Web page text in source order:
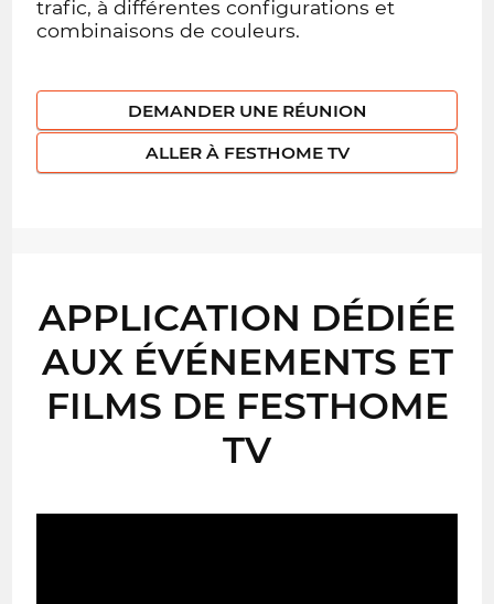
trafic, à différentes configurations et
combinaisons de couleurs.
DEMANDER UNE RÉUNION
ALLER À FESTHOME TV
APPLICATION DÉDIÉE
AUX ÉVÉNEMENTS ET
FILMS DE FESTHOME
TV